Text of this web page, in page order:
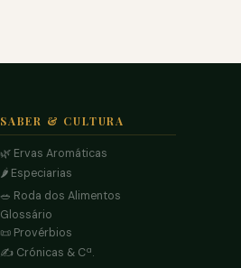
SABER & CULTURA
🌿 Ervas Aromáticas
🌶️ Especiarias
🥗 Roda dos Alimentos
Glossário
📜 Provérbios
✍️ Crónicas & Cª.